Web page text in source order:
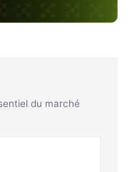
du marché